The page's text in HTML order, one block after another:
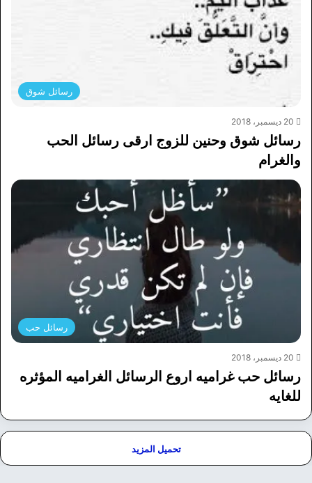
رسائل شوق
20 ديسمبر، 2018
رسائل شوق وحنين للزوج ارقى رسائل الحب
والغرام
رسائل حب
20 ديسمبر، 2018
رسائل حب غراميه اروع الرسائل الغراميه المؤثره
للغايه
تحميل المزيد